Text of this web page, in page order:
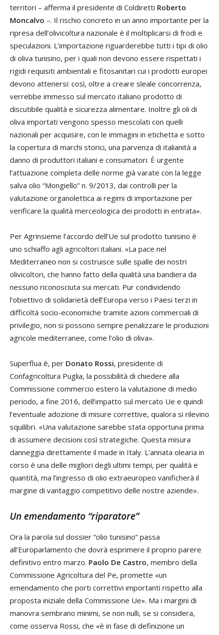
territori – afferma il presidente di Coldiretti Roberto
Moncalvo –. Il rischio concreto in un anno importante per la
ripresa dell’olivicoltura nazionale è il moltiplicarsi di frodi e
speculazioni. L’importazione riguarderebbe tutti i tipi di olio
di oliva tunisino, per i quali non devono essere rispettati i
rigidi requisiti ambientali e fitosanitari cui i prodotti europei
devono attenersi: così, oltre a creare sleale concorrenza,
verrebbe immesso sul mercato italiano prodotto di
discutibile qualità e sicurezza alimentare. Inoltre gli oli di
oliva importati vengono spesso mescolati con quelli
nazionali per acquisire, con le immagini in etichetta e sotto
la copertura di marchi storici, una parvenza di italianità a
danno di produttori italiani e consumatori. È urgente
l’attuazione completa delle norme già varate con la legge
salva olio “Mongiello” n. 9/2013, dai controlli per la
valutazione organolettica ai regimi di importazione per
verificare la qualità merceologica dei prodotti in entrata».
Per Agrinsieme l’accordo dell’Ue sul prodotto tunisino è
uno schiaffo agli agricoltori italiani. «La pace nel
Mediterraneo non si costruisce sulle spalle dei nostri
olivicoltori, che hanno fatto della qualità una bandiera da
nessuno riconosciuta sui mercati. Pur condividendo
l’obiettivo di solidarietà dell’Europa verso i Paesi terzi in
difficoltà socio-economiche tramite azioni commerciali di
privilegio, non si possono sempre penalizzare le produzioni
agricole mediterranee, come l’olio di oliva».
Superflua è, per Donato Rossi, presidente di
Confagricoltura Puglia, la possibilità di chiedere alla
Commissione commercio estero la valutazione di medio
periodo, a fine 2016, dell’impatto sul mercato Ue e quindi
l’eventuale adozione di misure correttive, qualora si rilevino
squilibri. «Una valutazione sarebbe stata opportuna prima
di assumere decisioni così strategiche. Questa misura
danneggia direttamente il made in Italy. L’annata olearia in
corso è una delle migliori degli ultimi tempi, per qualità e
quantità, ma l’ingresso di olio extraeuropeo vanificherà il
margine di vantaggio competitivo delle nostre aziende».
Un emendamento “riparatore”
Ora la parola sul dossier “olio tunisino” passa
all’Europarlamento che dovrà esprimere il proprio parere
definitivo entro marzo. Paolo De Castro, membro della
Commissione Agricoltura del Pe, promette «un
emendamento che porti correttivi importanti rispetto alla
proposta iniziale della Commissione Ue». Ma i margini di
manovra sembrano minimi, se non nulli, se si considera,
come osserva Rossi, che «è in fase di definizione un